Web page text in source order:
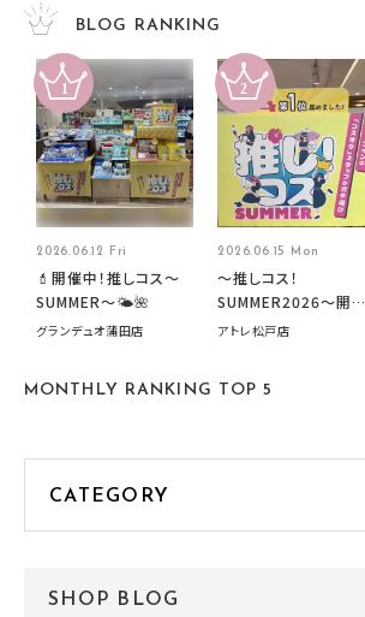
BLOG RANKING
2026.06.12 Fri
💄開催中！推しコス〜
SUMMER〜🌤️🌺
グランデュオ蒲田店
2026.06.15 Mon
～推しコス！
SUMMER2026～開催
中です！
アトレ松戸店
MONTHLY RANKING TOP 5
SHOP BLOG